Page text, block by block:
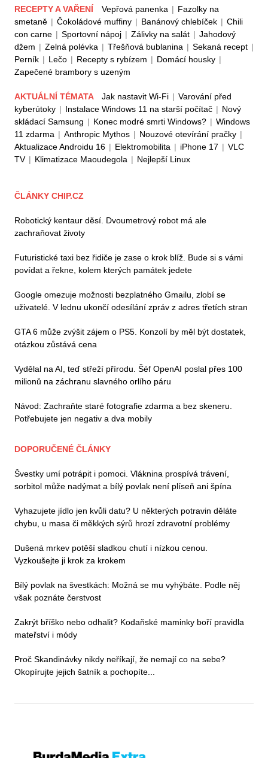
RECEPTY A VAŘENÍ Vepřová panenka | Fazolky na
smetaně | Čokoládové muffiny | Banánový chlebíček | Chili
con carne | Sportovní nápoj | Zálivky na salát | Jahodový
džem | Zelná polévka | Třešňová bublanina | Sekaná recept |
Perník | Lečo | Recepty s rybízem | Domácí housky |
Zapečené brambory s uzeným
AKTUÁLNÍ TÉMATA Jak nastavit Wi-Fi | Varování před
kyberútoky | Instalace Windows 11 na starší počítač | Nový
skládací Samsung | Konec modré smrti Windows? | Windows
11 zdarma | Anthropic Mythos | Nouzové otevírání pračky |
Aktualizace Androidu 16 | Elektromobilita | iPhone 17 | VLC
TV | Klimatizace Maoudegola | Nejlepší Linux
ČLÁNKY CHIP.CZ
Robotický kentaur děsí. Dvoumetrový robot má ale
zachraňovat životy
Futuristické taxi bez řidiče je zase o krok blíž. Bude si s vámi
povídat a řekne, kolem kterých památek jedete
Google omezuje možnosti bezplatného Gmailu, zlobí se
uživatelé. V lednu ukončí odesílání zpráv z adres třetích stran
GTA 6 může zvýšit zájem o PS5. Konzolí by měl být dostatek,
otázkou zůstává cena
Vydělal na AI, teď střeží přírodu. Šéf OpenAI poslal přes 100
milionů na záchranu slavného orlího páru
Návod: Zachraňte staré fotografie zdarma a bez skeneru.
Potřebujete jen negativ a dva mobily
DOPORUČENÉ ČLÁNKY
Švestky umí potrápit i pomoci. Vláknina prospívá trávení,
sorbitol může nadýmat a bílý povlak není plíseň ani špína
Vyhazujete jídlo jen kvůli datu? U některých potravin děláte
chybu, u masa či měkkých sýrů hrozí zdravotní problémy
Dušená mrkev potěší sladkou chutí i nízkou cenou.
Vyzkoušejte ji krok za krokem
Bílý povlak na švestkách: Možná se mu vyhýbáte. Podle něj
však poznáte čerstvost
Zakrýt bříško nebo odhalit? Kodaňské maminky boří pravidla
mateřství i módy
Proč Skandinávky nikdy neříkají, že nemají co na sebe?
Okopírujte jejich šatník a pochopíte...